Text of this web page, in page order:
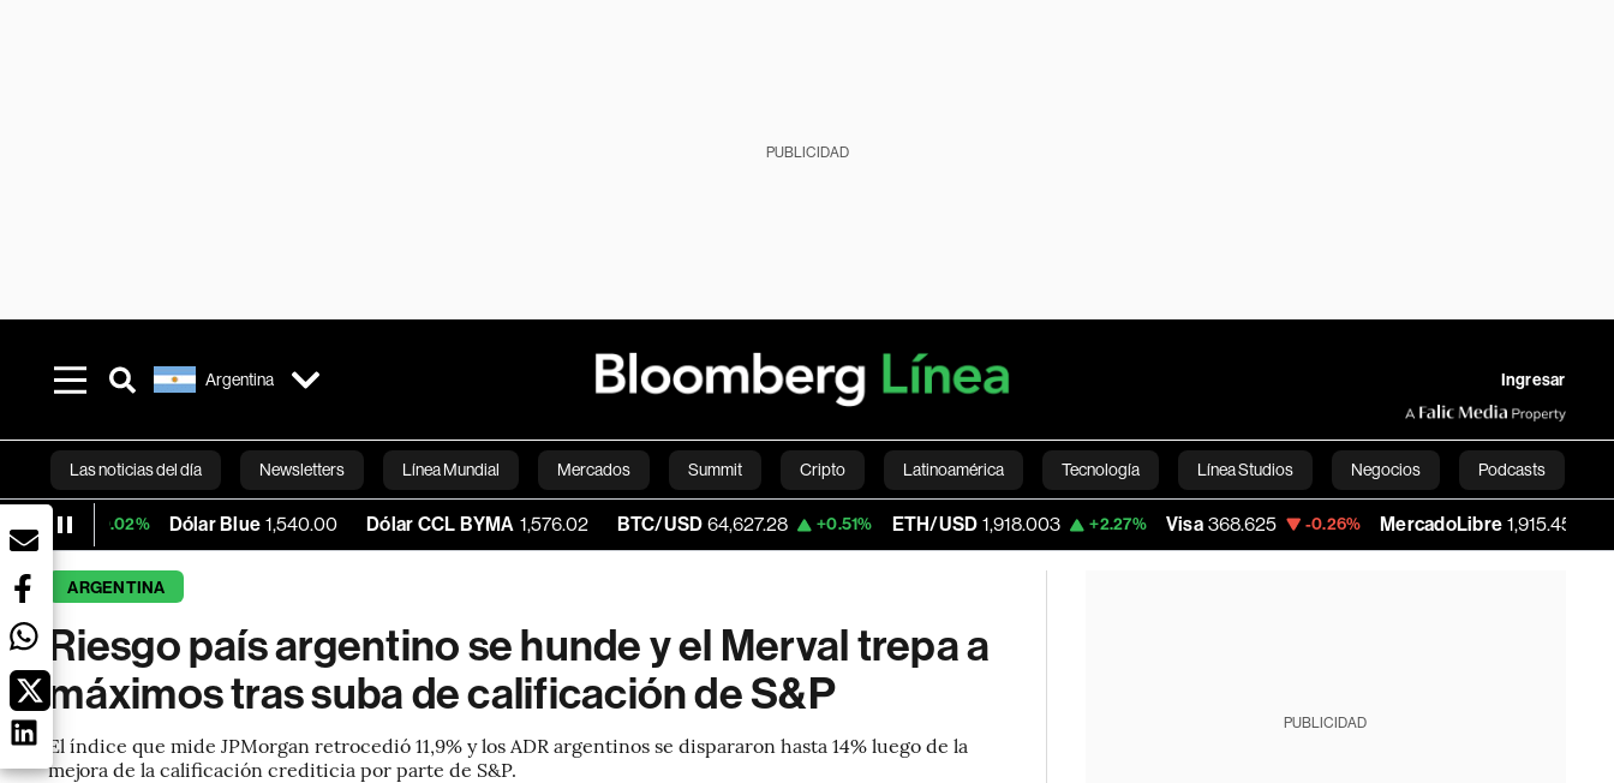
PUBLICIDAD
Argentina Ingresar
Las noticias del día Newsletters Línea Mundial Mercados Summit Cripto Latinoamérica Tecnología Línea Studios Negocios Podcasts
Bloomberg Green Economía Estilo de vida Mundo Videos English
Dólar Blue 1,540.00 Dólar CCL BYMA 1,576.02 BTC/USD 64,627.28 +0.51% ETH/USD 1,918.003 +2.27% Visa 368.625 -0.26% MercadoLibre 1,915.45 +1.34%
ARGENTINA
Riesgo país argentino se hunde y el Merval trepa a
máximos tras suba de calificación de S&P
El índice que mide JPMorgan retrocedió 11,9% y los ADR argentinos se dispararon hasta 14% luego de la
mejora de la calificación crediticia por parte de S&P.
PUBLICIDAD